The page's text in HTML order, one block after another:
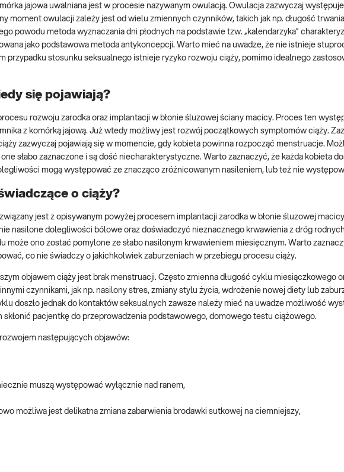
jajowa uwalniana jest w procesie nazywanym owulacją. Owulacja zazwyczaj występuje
moment owulacji zależy jest od wielu zmiennych czynników, takich jak np. długość
powodu metoda wyznaczania dni płodnych na podstawie tzw. „kalendarzyka”
jako podstawowa metoda antykoncepcji. Warto mieć na uwadze, że nie istnieje
przypadku stosunku seksualnego istnieje ryzyko rozwoju ciąży, pomimo idealnego
się pojawiają?
rozwoju zarodka oraz implantacji w błonie śluzowej ściany macicy. Proces ten
z komórką jajową. Już wtedy możliwy jest rozwój początkowych symptomów ciąży.
zazwyczaj pojawiają się w momencie, gdy kobieta powinna rozpocząć menstruacje.
słabo zaznaczone i są dość niecharakterystyczne. Warto zaznaczyć, że każda kobieta
mogą występować ze znacząco zróżnicowanym nasileniem, lub też nie
o ciąży?
jest z opisywanym powyżej procesem implantacji zarodka w błonie śluzowej
nasilone dolegliwości bólowe oraz doświadczyć nieznacznego krwawienia z dróg
może ono zostać pomylone ze słabo nasilonym krwawieniem miesięcznym. Warto
co nie świadczy o jakichkolwiek zaburzeniach w przebiegu procesu ciąży.
objawem ciąży jest brak menstruacji. Często zmienna długość cyklu miesiączkowego
czynnikami, jak np. nasilony stres, zmiany stylu życia, wdrożenie nowej diety lub
doszło jednak do kontaktów seksualnych zawsze należy mieć na uwadze możliwość
skłonić pacjentkę do przeprowadzenia podstawowego, domowego testu ciążowego.
następujących objawów:
muszą występować wyłącznie nad ranem,
możliwa jest delikatna zmiana zabarwienia brodawki sutkowej na ciemniejszy,